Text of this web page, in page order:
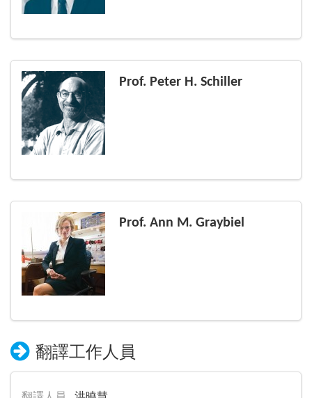
Prof. Peter H. Schiller
Prof. Ann M. Graybiel
翻譯工作人員